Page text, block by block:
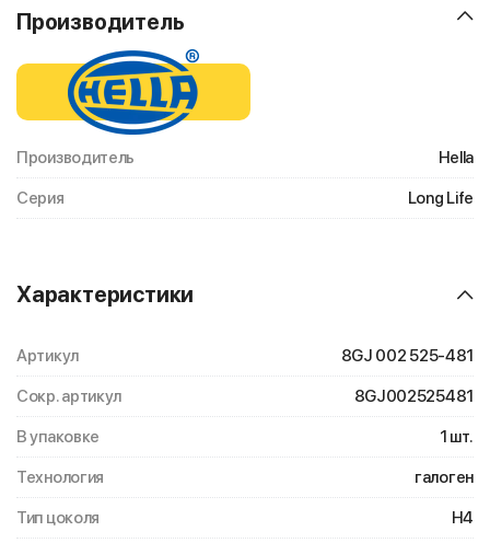
Производитель
Производитель Hella
Серия Long Life
Характеристики
Артикул 8GJ 002 525-481
Сокр. артикул 8GJ002525481
В упаковке 1 шт.
Технология галоген
Тип цоколя H4